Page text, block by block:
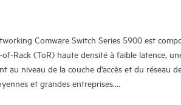
Comware Switch Series 5900 est
Rack (ToR) haute densité à faible latence,
au niveau de la couche d'accès et du réseau
et grandes entreprises.